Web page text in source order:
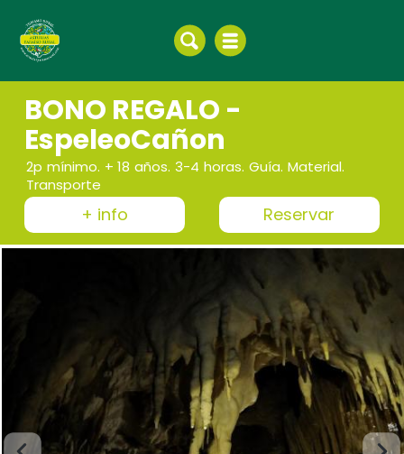
BONO REGALO -
EspeleoCañon
2p mínimo. + 18 años. 3-4 horas. Guía. Material.
Transporte
+ info Reservar